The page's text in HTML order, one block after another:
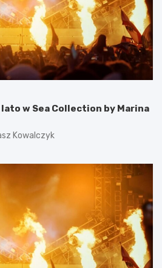
w Sea Collection by Marina
Kowalczyk